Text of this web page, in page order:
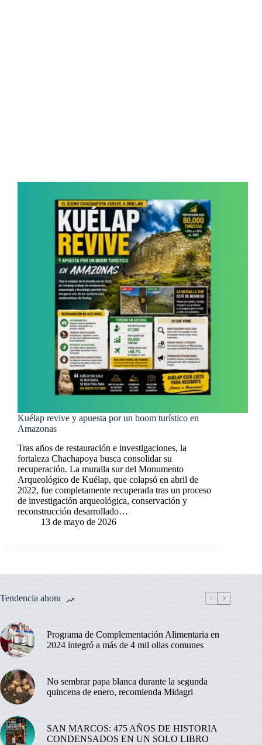
Kuélap revive y apuesta por un boom turístico en
Amazonas
Tras años de restauración e investigaciones, la
fortaleza Chachapoya busca consolidar su
recuperación. La muralla sur del Monumento
Arqueológico de Kuélap, que colapsó en abril de
2022, fue completamente recuperada tras un proceso
de investigación arqueológica, conservación y
reconstrucción desarrollado…
13 de mayo de 2026
Tendencia ahora
Programa de Complementación Alimentaria en
2024 integró a más de 4 mil ollas comunes
No sembrar papa blanca durante la segunda
quincena de enero, recomienda Midagri
SAN MARCOS: 475 AÑOS DE HISTORIA
CONDENSADOS EN UN SOLO LIBRO